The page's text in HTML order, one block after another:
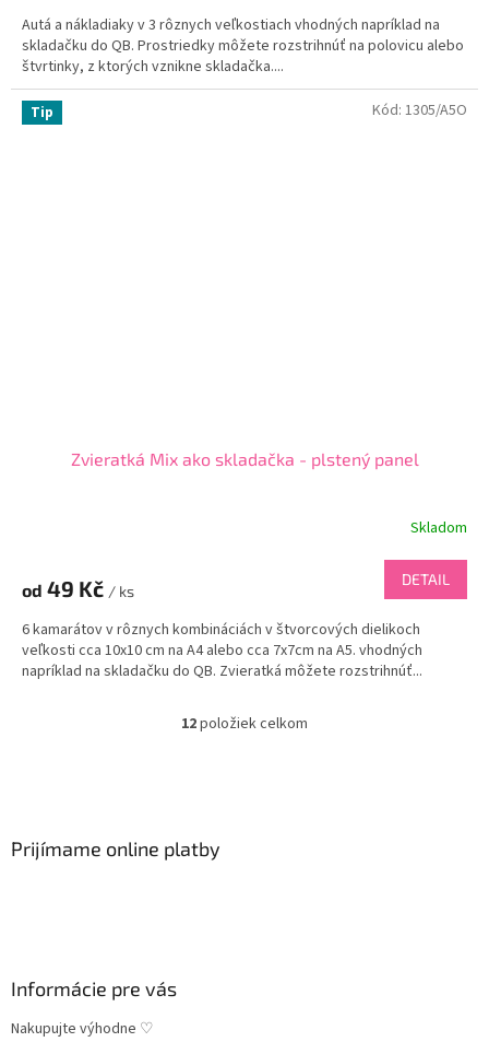
Autá a nákladiaky v 3 rôznych veľkostiach vhodných napríklad na
skladačku do QB. Prostriedky môžete rozstrihnúť na polovicu alebo
štvrtinky, z ktorých vznikne skladačka....
Tip
Zvieratká Mix ako skladačka - plstený panel
Skladom
od 49 Kč / ks
DETAIL
6 kamarátov v rôznych kombináciách v štvorcových dielikoch
veľkosti cca 10x10 cm na A4 alebo cca 7x7cm na A5. vhodných
napríklad na skladačku do QB. Zvieratká môžete rozstrihnúť...
Kód: 1305/A5O
O
12položiek celkom
Prijímame online platby
Informácie pre vás
Nakupujte výhodne ♡